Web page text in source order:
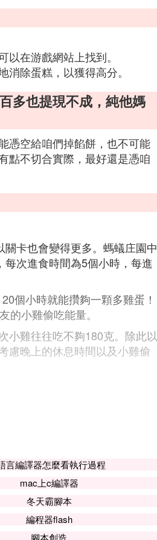
在游戲網站上找到。
除蛋糕，以獲得高分。
多也提現不成，純他媽
憑空給咱們掉餡餅，也不可能
點不切合實際，最好還是憑咱
關卡也會變得更多。螞蟻庄園中
次進食時間為5個小時，每進
個小時就能攢夠一顆多雞蛋！
小雞偷吃能量。
小雞往往吃不夠180克。除此以
慮晚上的休息時間以及小雞偷
趕的不及時，每次小雞往往吃
答對可得180克飼料；二是愛
有支付寶搞活動贈送的飼料，
言編譯器怎麼看執行過程
mac上c編譯器
冬天霸腳本
編程器flash
腳本創造